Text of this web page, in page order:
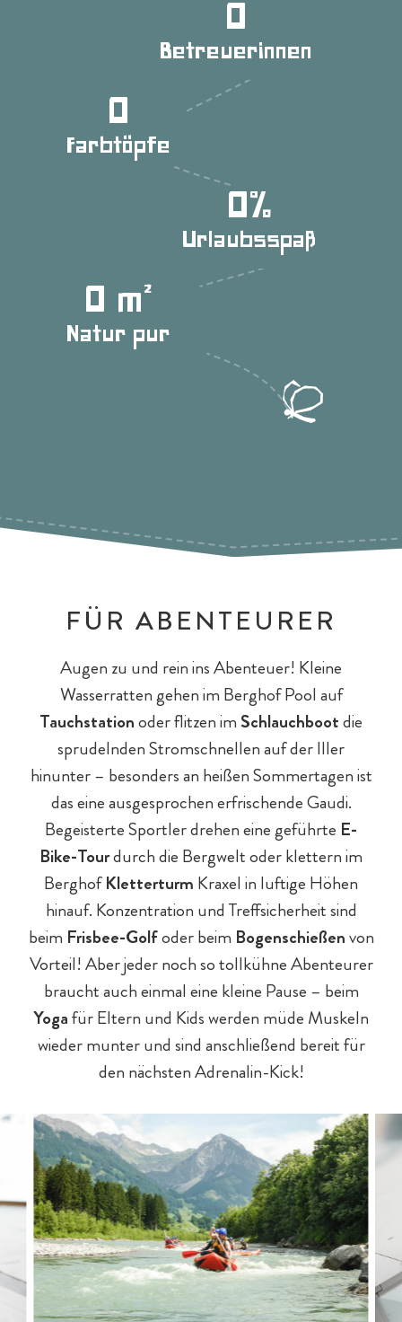
0
Betreuerinnen
0
Farbtöpfe
0
Urlaubsspaß
0
Natur pur
FÜR ABENTEURER
Augen zu und rein ins Abenteuer! Kleine
Wasserratten gehen im Berghof Pool auf
Tauchstationoder flitzen im Schlauchbootdie
sprudelnden Stromschnellen auf der Iller
hinunter – besonders an heißen Sommertagen ist
das eine ausgesprochen erfrischende Gaudi.
Begeisterte Sportler drehen eine geführte E-
Bike-Tourdurch die Bergwelt oder klettern im
BerghofKletterturm Kraxel in luftige Höhen
hinauf. Konzentration und Treffsicherheit sind
beim Frisbee-Golfoder beim Bogenschießenvon
Vorteil! Aber jeder noch so tollkühne Abenteurer
braucht auch einmal eine kleine Pause – beim
Yogafür Eltern und Kids werden müde Muskeln
wieder munter und sind anschließend bereit für
den nächsten Adrenalin-Kick!